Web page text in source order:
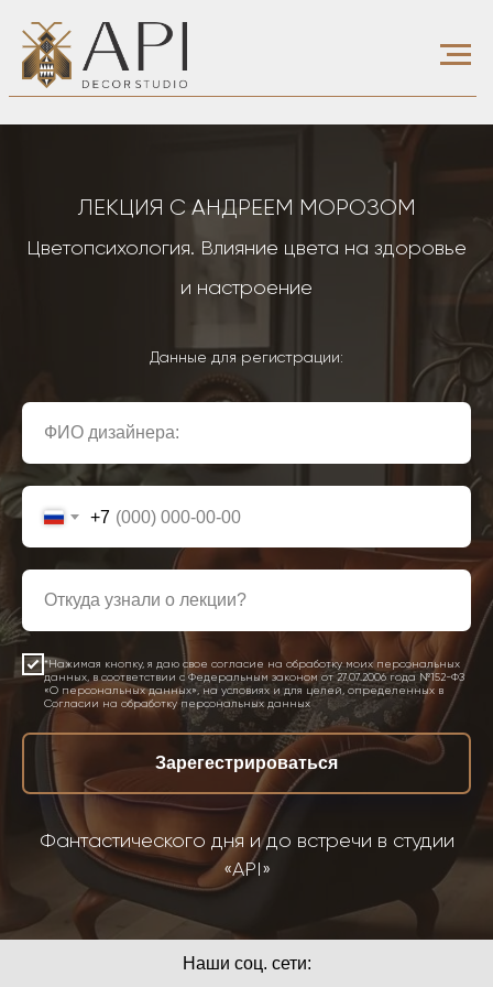
ЛЕКЦИЯ С АНДРЕЕМ МОРОЗОМ
Цветопсихология. Влияние цвета на здоровье
и настроение
Данные для регистрации:
+7
*Нажимая кнопку, я даю свое согласие на обработку моих персональных
данных, в соответствии с Федеральным законом от 27.07.2006 года №152-ФЗ
«О персональных данных», на условиях и для целей, определенных в
Согласии на обработку персональных данных
Зарегестрироваться
Фантастического дня и до встречи в студии
«API»
Наши соц. сети: